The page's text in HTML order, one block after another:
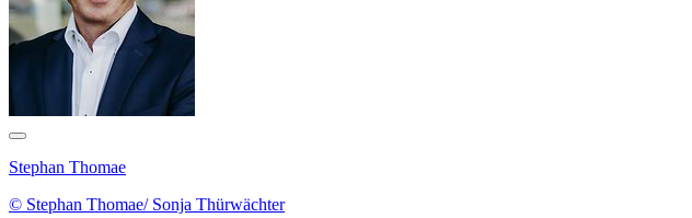
Stephan Thomae
© Stephan Thomae/ Sonja Thürwächter